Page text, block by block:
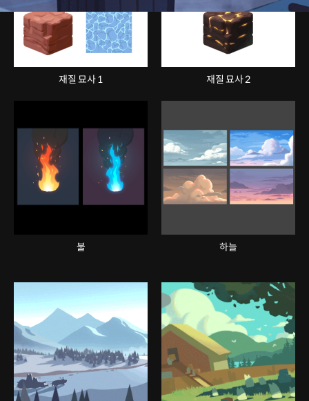
재질 묘사 1 재질 묘사 2
불 하늘